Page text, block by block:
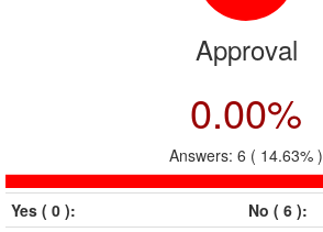
Approval
0.00%
Answers: 6 ( 14.63% )
Yes ( 0 ):
No ( 6 ):